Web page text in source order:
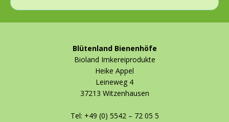
Blütenland Bienenhöfe
Bioland Imkereiprodukte
Heike Appel
Leineweg 4
37213 Witzenhausen
Tel: +49 (0) 5542 – 72 05 5